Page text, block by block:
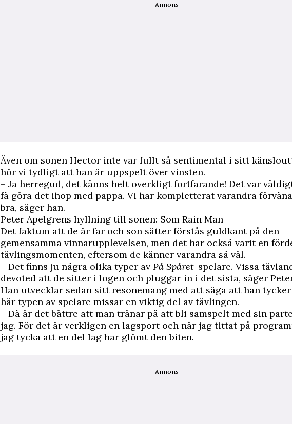
Annons
Även om sonen Hector inte var fullt så sentimental i sitt
hör vi tydligt att han är uppspelt över vinsten.
– Ja herregud, det känns helt overkligt fortfarande! Det var
få göra det ihop med pappa. Vi har kompletterat varandra
bra, säger han.
Peter Apelgrens hyllning till sonen: Som Rain Man
Det faktum att de är far och son sätter förstås guldkant på den
gemensamma vinnarupplevelsen, men det har också varit en
tävlingsmomenten, eftersom de känner varandra så väl.
– Det finns ju några olika typer av På Spåret-spelare. Vissa
devoted att de sitter i logen och pluggar in i det sista, säger
Han utvecklar sedan sitt resonemang med att säga att han
här typen av spelare missar en viktig del av tävlingen.
– Då är det bättre att man tränar på att bli samspelt med sin
jag. För det är verkligen en lagsport och när jag tittat på
jag tycka att en del lag har glömt den biten.
Annons